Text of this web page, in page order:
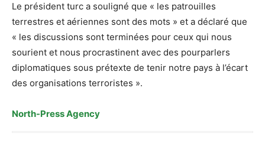
Le président turc a souligné que « les patrouilles
terrestres et aériennes sont des mots » et a déclaré que
« les discussions sont terminées pour ceux qui nous
sourient et nous procrastinent avec des pourparlers
diplomatiques sous prétexte de tenir notre pays à l’écart
des organisations terroristes ».
North-Press Agency